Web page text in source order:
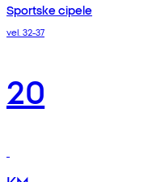
Sportske cipele
vel. 32-37
20